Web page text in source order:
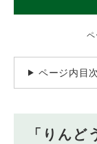
ページ内目次
「りんど